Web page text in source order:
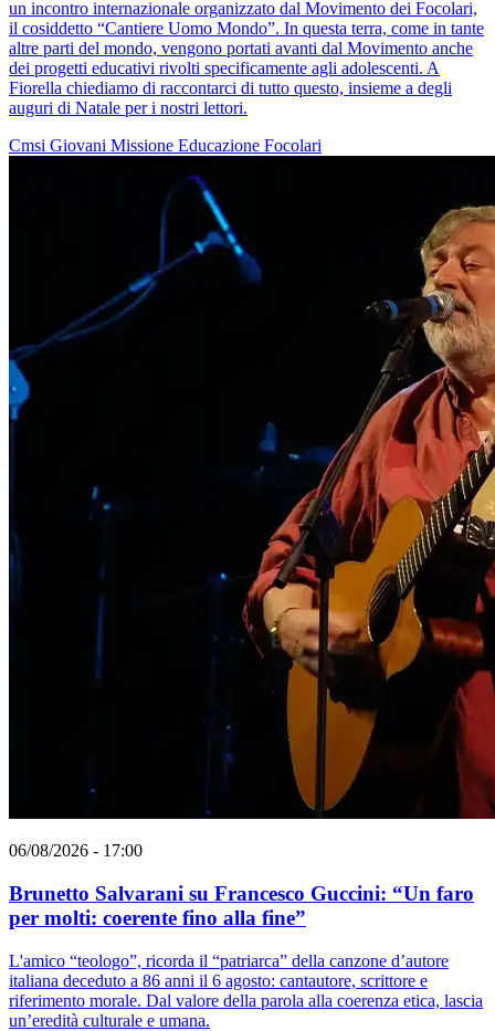
un incontro internazionale organizzato dal Movimento dei Focolari,
il cosiddetto “Cantiere Uomo Mondo”. In questa terra, come in tante
altre parti del mondo, vengono portati avanti dal Movimento anche
dei progetti educativi rivolti specificamente agli adolescenti. A
Fiorella chiediamo di raccontarci di tutto questo, insieme a degli
auguri di Natale per i nostri lettori.
Cmsi Giovani Missione Educazione Focolari
06/08/2026 - 17:00
Brunetto Salvarani su Francesco Guccini: “Un faro
per molti: coerente fino alla fine”
L'amico “teologo”, ricorda il “patriarca” della canzone d’autore
italiana deceduto a 86 anni il 6 agosto: cantautore, scrittore e
riferimento morale. Dal valore della parola alla coerenza etica, lascia
un’eredità culturale e umana.